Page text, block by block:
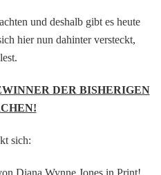
und deshalb gibt es heute
hier nun dahinter versteckt,
DER BISHERIGEN
sich: